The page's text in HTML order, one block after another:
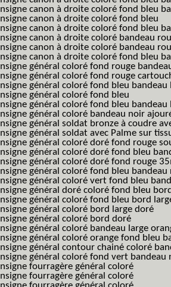
Insigne canon à droite coloré fond bleu
Insigne canon à droite coloré fond bleu
Insigne canon à droite coloré fond bleu
Insigne canon à droite coloré bandeau
Insigne canon à droite coloré bandeau
Insigne canon à droite coloré fond bleu
Insigne général coloré fond rouge
Insigne général coloré fond rouge
Insigne général coloré fond bleu bandeau
Insigne général coloré fond bleu
Insigne général coloré fond bleu bandeau
Insigne général coloré bandeau noir
Insigne général soldat bronze à coudre
Insigne général soldat avec Palme sur
Insigne général coloré doré fond rouge
Insigne général coloré doré fond bleu
Insigne général coloré doré fond rouge
Insigne général coloré fond bleu
Insigne général coloré vert fond bleu
Insigne général doré coloré fond bleu
Insigne général coloré fond bleu bord
Insigne général coloré bord large doré
Insigne général coloré bord doré
Insigne général coloré bandeau large
Insigne général coloré orange fond bleu
Insigne général contour chainé coloré
Insigne général coloré fond vert bandeau
Insigne fourragère général coloré
Insigne fourragère général coloré